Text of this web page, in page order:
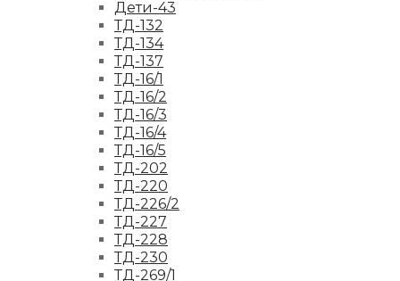
Дети-43
ТД-132
ТД-134
ТД-137
ТД-16/1
ТД-16/2
ТД-16/3
ТД-16/4
ТД-16/5
ТД-202
ТД-220
ТД-226/2
ТД-227
ТД-228
ТД-230
ТД-269/1